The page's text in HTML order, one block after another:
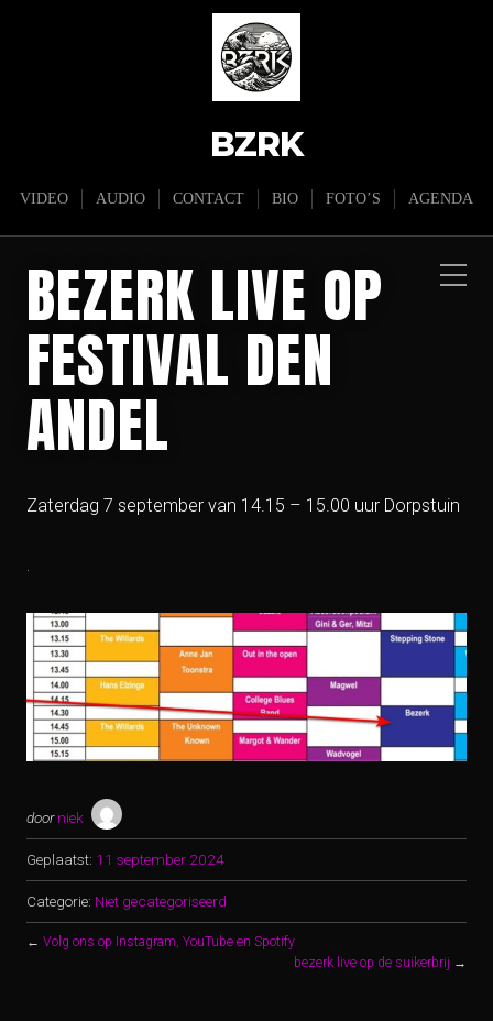
BZRK
VIDEO AUDIO CONTACT BIO FOTO’S AGENDA
BEZERK LIVE OP
FESTIVAL DEN
ANDEL
Zaterdag 7 september van 14.15 – 15.00 uur Dorpstuin
door niek
Geplaatst: 11 september 2024
Categorie: Niet gecategoriseerd
← Volg ons op Instagram, YouTube en Spotify
bezerk live op de suikerbrij →